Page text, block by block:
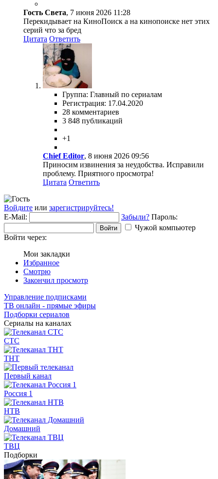
Гость Света, 7 июня 2026 11:28
Перекидывает на КиноПоиск а на кинопоиске нет этих
серий что за бред
Цитата Ответить
Группа: Главный по сериалам
Регистрация: 17.04.2020
28 комментариев
3 848 публикаций
+1
Chief Editor, 8 июня 2026 09:56
Приносим извинения за неудобства. Исправили
проблему. Приятного просмотра!
Цитата Ответить
Войдите или зарегистрируйтесь!
E-Mail:
Забыли? Пароль:
Войти
Чужой компьютер
Войти через:
Мои закладки
Избранное
Смотрю
Закончил просмотр
Управление подписками
ТВ онлайн - прямые эфиры
Подборки сериалов
Сериалы на каналах
СТС
ТНТ
Первый канал
Россия 1
НТВ
Домашний
ТВЦ
Подборки